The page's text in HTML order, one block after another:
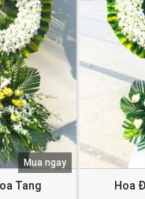
Tang
Mua ngay
Hoa